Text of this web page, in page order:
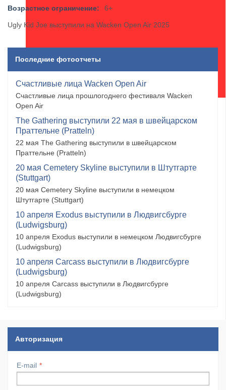
Возрастное ограничение: 6+
Ugly Kid Joe выступили на Wacken Open Air 2025
Последние фотоотчеты
Счастливые лица Wacken Open Air
Счастливые лица прошлогоднего фестиваля Wacken
Open Air
The Gathering выступили 22 мая в швейцарском
Праттельне (Pratteln)
22 мая The Gathering выступили в швейцарском
Праттельне (Pratteln)
20 мая Cemetery Skyline выступили в Штутгарте
(Stuttgart)
20 мая Cemetery Skyline выступили в немецком
Штутгарте (Stuttgart)
10 апреля Exodus выступили в Людвигсбурге
(Ludwigsburg)
10 апреля Exodus выступили в немецком Людвигсбурге
(Ludwigsburg)
10 апреля Carcass выступили в Людвигсбурге
(Ludwigsburg)
10 апреля Carcass выступили в Людвигсбурге
(Ludwigsburg)
Авторизация
E-mail